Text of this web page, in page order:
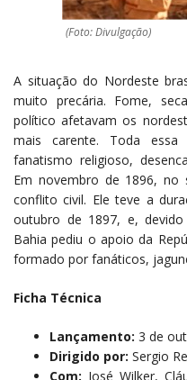
(Foto: Divulgação)
A situação do Nordeste
muito precária. Fome,
político afetavam os
mais carente. Toda
fanatismo religioso,
Em novembro de 1896,
conflito civil. Ele teve a
outubro de 1897, e,
Bahia pediu o apoio da
formado por fanáticos,
Ficha Técnica
Lançamento: 3 de
Dirigido por: Sergio
Com: José Wilker,